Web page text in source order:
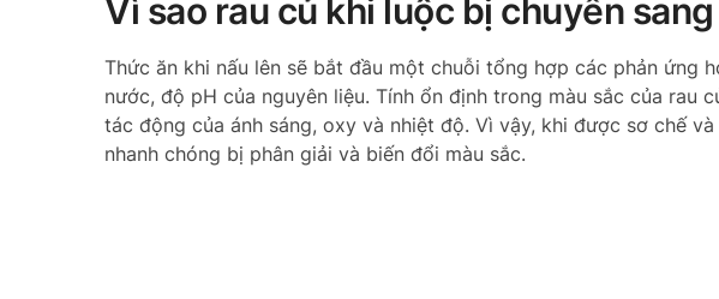
Vì sao rau củ khi luộc bị chuyển
Thức ăn khi nấu lên sẽ bắt đầu một chuỗi tổng hợp các phản ứng
nước, độ pH của nguyên liệu. Tính ổn định trong màu sắc của rau
tác động của ánh sáng, oxy và nhiệt độ. Vì vậy, khi được sơ chế
nhanh chóng bị phân giải và biến đổi màu sắc.